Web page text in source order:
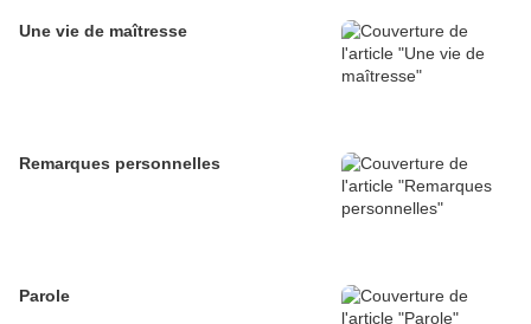
Une vie de maîtresse
Remarques personnelles
Parole